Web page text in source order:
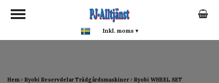
google-site-verification:
google0142a1f5f0015a93.html
Hem Ryobi Reservdelar Trädgårdsmaskiner
Ryobi WHEEL SET
Inkl. moms ▾